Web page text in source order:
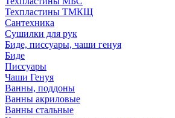
Техпластины ТМКЩ
Сантехника
Сушилки для рук
Биде, писсуары, чаши генуя
Биде
Писсуары
Чаши Генуя
Ванны, поддоны
Ванны акриловые
Ванны стальные